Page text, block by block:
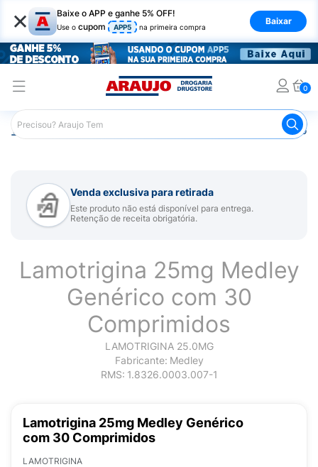
× Baixe o APP e ganhe 5% OFF!
Use o cupom APP5 na primeira compra
Baixar
0
Araujo Medicamentos Remédio para Sistema Nervoso
Venda exclusiva para retirada
Este produto não está disponível para entrega.
Retenção de receita obrigatória.
Lamotrigina 25mg Medley
Genérico com 30
Comprimidos
LAMOTRIGINA 25.0MG
Fabricante: Medley
RMS: 1.8326.0003.007-1
Lamotrigina 25mg Medley Genérico
com 30 Comprimidos
LAMOTRIGINA